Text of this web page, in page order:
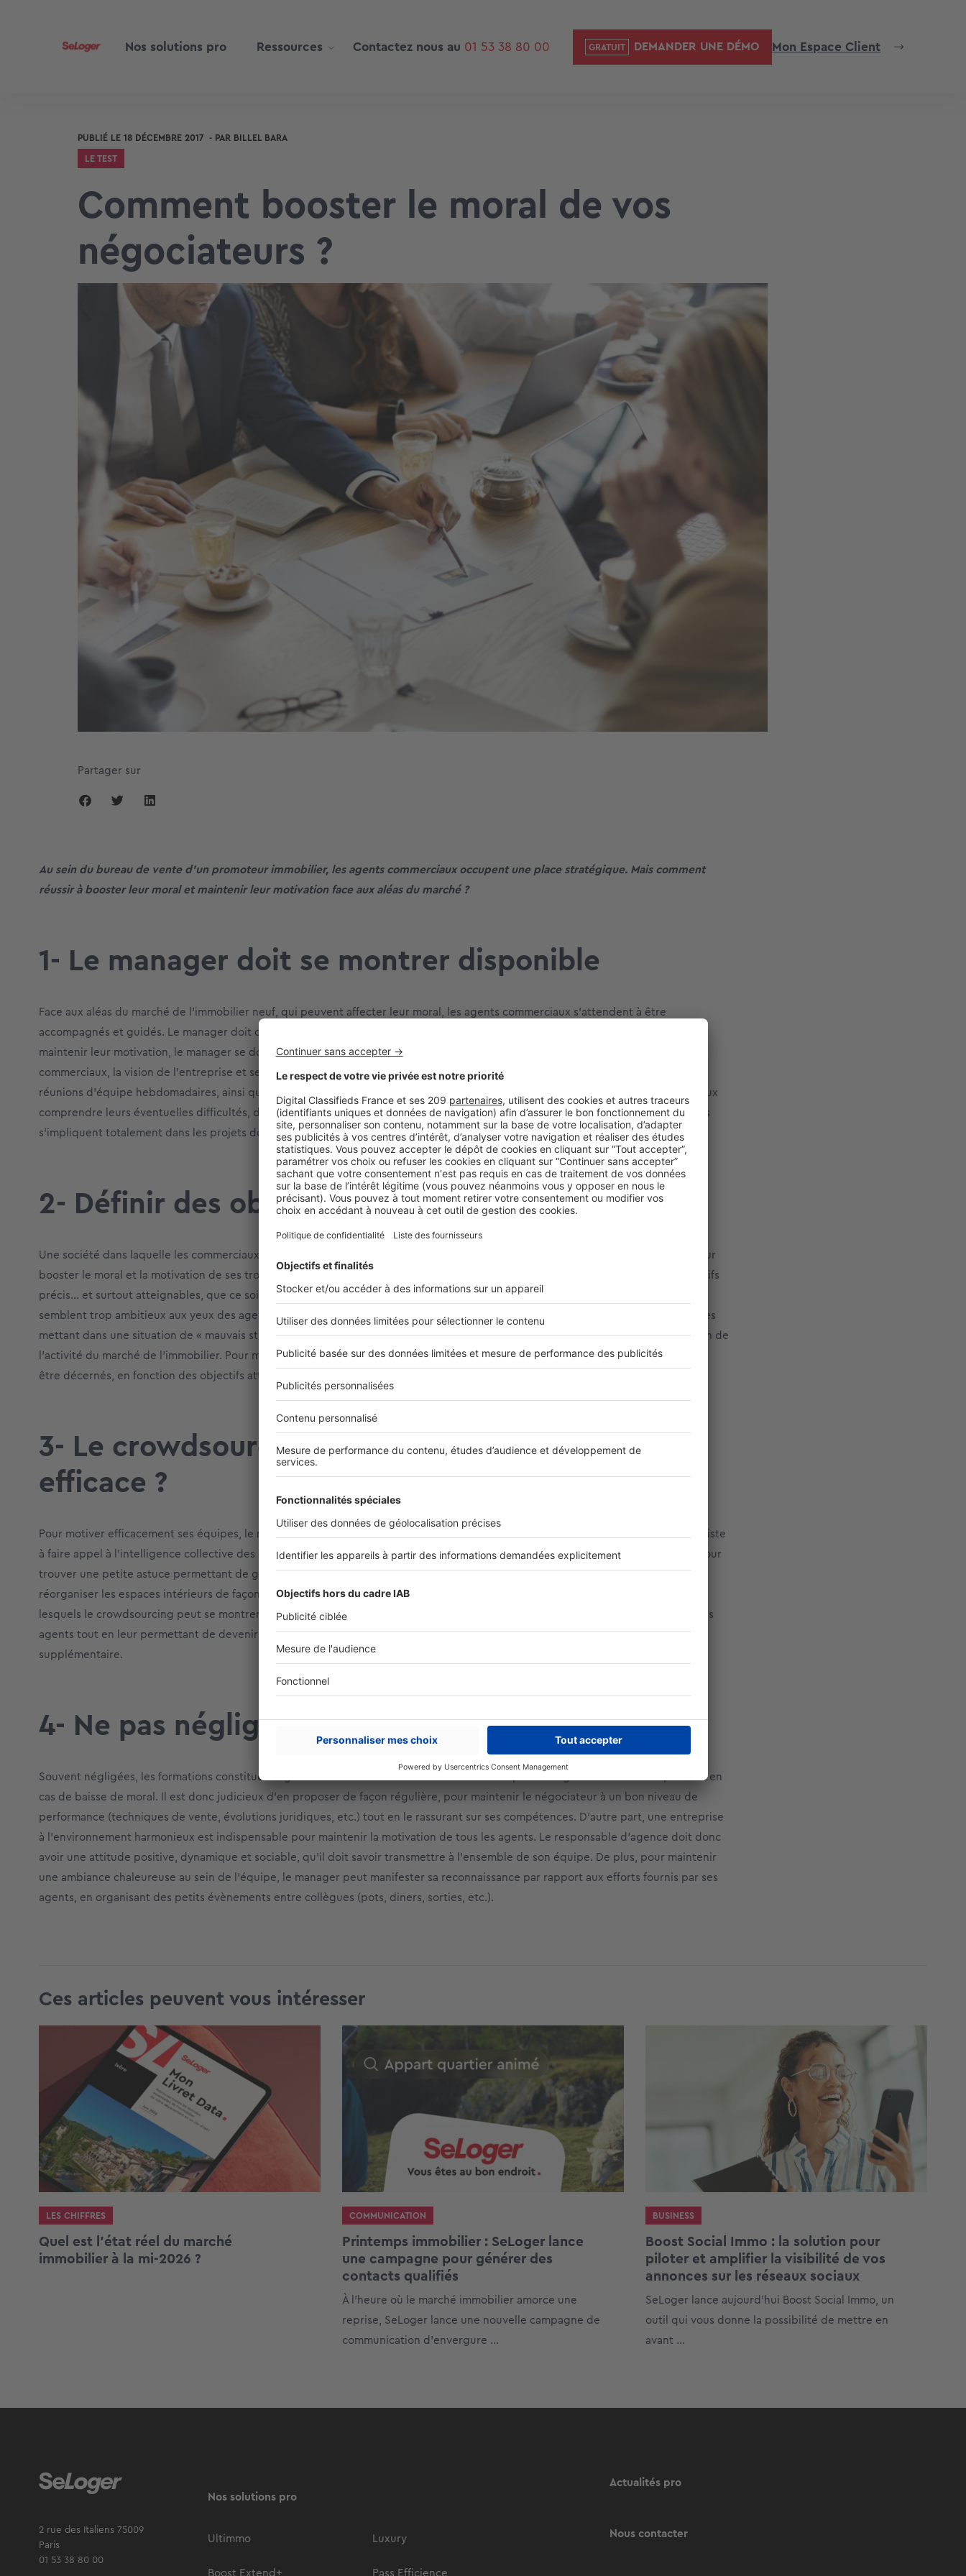
Nos solutions pro Ressources Contactez nous au 01 53 38 80 00 DEMANDER UNE DÉMO Mon Espace Client
PUBLIÉ LE 18 DÉCEMBRE 2017 - PAR BILLEL BARA
LE TEST
Comment booster le moral de vos
négociateurs ?
Partager sur
Au sein du bureau de vente d’un promoteur immobilier, les agents commerciaux occupent une place stratégique. Mais comment
réussir à booster leur moral et maintenir leur motivation face aux aléas du marché ?
1- Le manager doit se montrer disponible
Face aux aléas du marché de l’immobilier neuf, qui peuvent affecter leur moral, les agents commerciaux s’attendent à être
accompagnés et guidés. Le manager doit donc se montrer disponible et apporter les réponses adéquates à ses équipes. Pour
maintenir leur motivation, le manager se doit d’être clairvoyant et rassurant, afin de transmettre à l’ensemble de ses agents
commerciaux, la vision de l’entreprise et ses projets à court, moyen et long terme. Pour cela, il lui est conseillé d’organiser des
réunions d’équipe hebdomadaires, ainsi que des réunions individuelles régulières, afin d’écouter les agents commerciaux, de mieux
comprendre leurs éventuelles difficultés, de les remotiver, ou encore de les féliciter pour le travail accompli… l’objectif étant qu’ils
s’impliquent totalement dans les projets de l’entreprise.
2- Définir des objectifs atteignables
Une société dans laquelle les commerciaux ne partagent pas les mêmes objectifs ne peut pas avancer dans la bonne direction. Pour
booster le moral et la motivation de ses troupes, le manager doit donc rassembler l’ensemble de ses négociateurs autour d’objectifs
précis… et surtout atteignables, que ce soit en termes de visites, de prises de mandats ou de signatures. En effet, si les objectifs
semblent trop ambitieux aux yeux des agents commerciaux, ils pourraient être contreproductifs, en démotivant les agents et en les
mettant dans une situation de « mauvais stress ». De plus, ces objectifs doivent être réajustés à la hausse ou à la baisse, en fonction de
l’activité du marché de l’immobilier. Pour motiver encore davantage les agents commerciaux, des primes ou cadeaux peuvent leur
être décernés, en fonction des objectifs atteints.
3- Le crowdsourcing : un levier de motivation
efficace ?
Pour motiver efficacement ses équipes, le manager peut miser sur le crowdsourcing (ou innovation ouverte) : un concept qui consiste
à faire appel à l’intelligence collective des employés, afin de résoudre un problème ou proposer un nouveau projet. Que ce soit pour
trouver une petite astuce permettant de gagner du temps au quotidien, une idée pour améliorer l’accueil des clients ou encore
réorganiser les espaces intérieurs de façon optimale pour travailler en parfaite harmonie, il existe de nombreux domaines dans
lesquels le crowdsourcing peut se montrer efficace. D’autre part, cette méthode permet de rompre la monotonie du quotidien des
agents tout en leur permettant de devenir acteurs des solutions qu’ils proposent… ce qui constitue une source de motivation
supplémentaire.
4- Ne pas négliger la formation
Souvent négligées, les formations constituent également une source de motivation efficace pour les agents commerciaux, surtout en
cas de baisse de moral. Il est donc judicieux d’en proposer de façon régulière, pour maintenir le négociateur à un bon niveau de
performance (techniques de vente, évolutions juridiques, etc.) tout en le rassurant sur ses compétences. D’autre part, une entreprise
à l’environnement harmonieux est indispensable pour maintenir la motivation de tous les agents. Le responsable d’agence doit donc
avoir une attitude positive, dynamique et sociable, qu’il doit savoir transmettre à l’ensemble de son équipe. De plus, pour maintenir
une ambiance chaleureuse au sein de l’équipe, le manager peut manifester sa reconnaissance par rapport aux efforts fournis par ses
agents, en organisant des petits évènements entre collègues (pots, diners, sorties, etc.).
Ces articles peuvent vous intéresser
LES CHIFFRES
Quel est l’état réel du marché
immobilier à la mi-2026 ?
COMMUNICATION
Printemps immobilier : SeLoger lance
une campagne pour générer des
contacts qualifiés
À l’heure où le marché immobilier amorce une
reprise, SeLoger lance une nouvelle campagne de
communication d’envergure ...
BUSINESS
Boost Social Immo : la solution pour
piloter et amplifier la visibilité de vos
annonces sur les réseaux sociaux
SeLoger lance aujourd’hui Boost Social Immo, un
outil qui vous donne la possibilité de mettre en
avant ...
2 rue des Italiens 75009
Paris
01 53 38 80 00
Nos solutions pro
Ultimmo Luxury
Actualités pro
Nous contacter